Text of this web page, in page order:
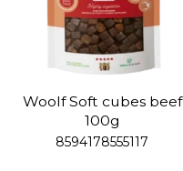
Woolf Soft cubes beef
100g
8594178555117